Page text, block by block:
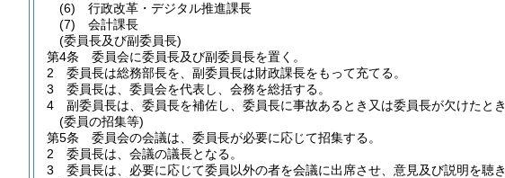
(6)
行政改革・デジタル推進課長
(7)
会計課長
(委員長及び副委員長)
第4条
委員会に委員長及び副委員長を置く。
2
委員長は総務部長を、副委員長は財政課長をもって充てる。
3
委員長は、委員会を代表し、会務を総括する。
4
副委員長は、委員長を補佐し、委員長に事故あるとき又は委員長が欠けたと
(委員の招集等)
第5条
委員会の会議は、委員長が必要に応じて招集する。
2
委員長は、会議の議長となる。
3
委員長は、必要に応じて委員以外の者を会議に出席させ、意見及び説明を聴